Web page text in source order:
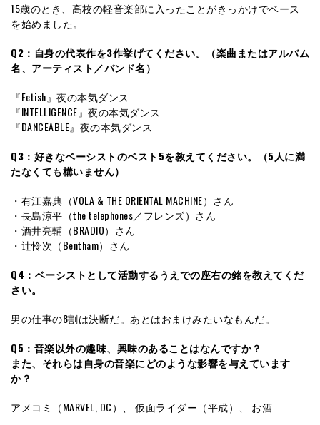
15歳のとき、高校の軽音楽部に入ったことがきっかけでベース
を始めました。
Q2：自身の代表作を3作挙げてください。（楽曲またはアルバム
名、アーティスト／バンド名）
『Fetish』夜の本気ダンス
『INTELLIGENCE』夜の本気ダンス
『DANCEABLE』夜の本気ダンス
Q3：好きなベーシストのベスト5を教えてください。（5人に満
たなくても構いません）
・有江嘉典（VOLA & THE ORIENTAL MACHINE）さん
・長島涼平（the telephones／フレンズ）さん
・酒井亮輔（BRADIO）さん
・辻怜次（Bentham）さん
Q4：ベーシストとして活動するうえでの座右の銘を教えてくだ
さい。
男の仕事の8割は決断だ。あとはおまけみたいなもんだ。
Q5：音楽以外の趣味、興味のあることはなんですか？
また、それらは自身の音楽にどのような影響を与えています
か？
アメコミ（MARVEL, DC）、 仮面ライダー（平成）、 お酒